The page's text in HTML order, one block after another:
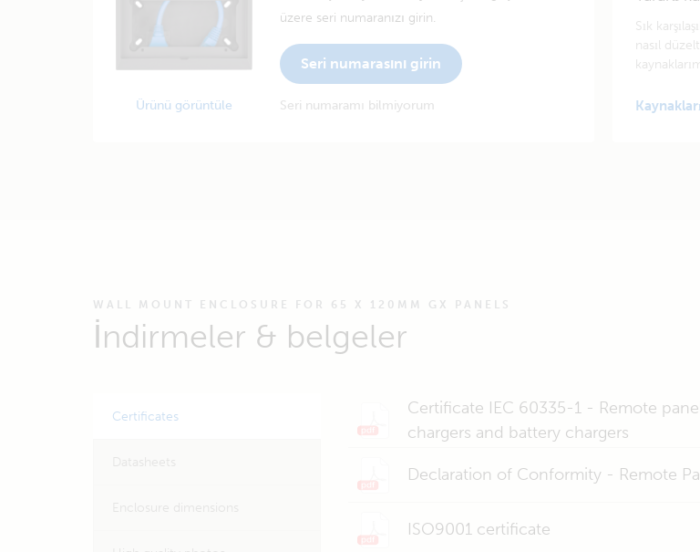
Ürünü görüntüle
üzere seri numaranızı girin.
Seri numarasını girin
Seri numaramı bilmiyorum
Sık
nasıl
WALL MOUNT ENCLOSURE FOR 65 X 120MM GX PANELS
İndirmeler & belgeler
Certificates
Certificate IEC 60335-1 - Remote
chargers and battery chargers
Declaration of Conformity - Remote
ISO9001 certificate